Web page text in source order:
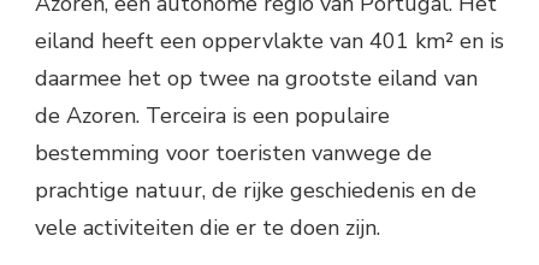
eiland heeft een oppervlakte van 401 km² en is
daarmee het op twee na grootste eiland van
de Azoren. Terceira is een populaire
bestemming voor toeristen vanwege de
prachtige natuur, de rijke geschiedenis en de
vele activiteiten die er te doen zijn.